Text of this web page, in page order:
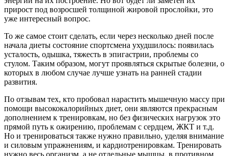
прирост под возросшей толщиной жировой прослойки, это
уже интересный вопрос.
То же самое стоит сделать, если через несколько дней после
начала диеты состояние спортсмена ухудшилось: появилась
усталость, одышка, тяжесть в эпигастрии, проблемы со
стулом. Таким образом, могут проявляться скрытые болезни, о
которых в любом случае лучше узнать на ранней стадии
развития.
По отзывам тех, кто пробовал нарастить мышечную массу при
помощи высококалорийных диет, они являются прекрасным
дополнением к тренировкам, но без физических нагрузок это
прямой путь к ожирению, проблемам с сердцем, ЖКТ и т.д.
Но и тренироваться также нужно правильно, уделяя внимание
и силовым упражнениям, и кардиотренировкам. Тренировать
нужно весь организм, а не отдельные мышцы, в противном